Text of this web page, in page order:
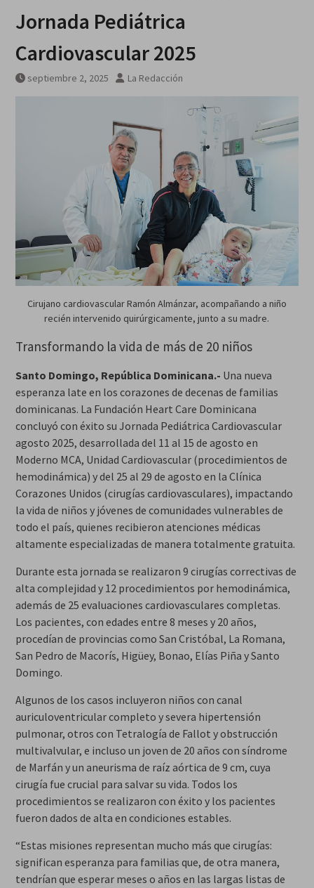
Jornada Pediátrica
Cardiovascular 2025
septiembre 2, 2025 La Redacción
Cirujano cardiovascular Ramón Almánzar, acompañando a niño
recién intervenido quirúrgicamente, junto a su madre.
Transformando la vida de más de 20 niños
Santo Domingo, República Dominicana.- Una nueva
esperanza late en los corazones de decenas de familias
dominicanas. La Fundación Heart Care Dominicana
concluyó con éxito su Jornada Pediátrica Cardiovascular
agosto 2025, desarrollada del 11 al 15 de agosto en
Moderno MCA, Unidad Cardiovascular (procedimientos de
hemodinámica) y del 25 al 29 de agosto en la Clínica
Corazones Unidos (cirugías cardiovasculares), impactando
la vida de niños y jóvenes de comunidades vulnerables de
todo el país, quienes recibieron atenciones médicas
altamente especializadas de manera totalmente gratuita.
Durante esta jornada se realizaron 9 cirugías correctivas de
alta complejidad y 12 procedimientos por hemodinámica,
además de 25 evaluaciones cardiovasculares completas.
Los pacientes, con edades entre 8 meses y 20 años,
procedían de provincias como San Cristóbal, La Romana,
San Pedro de Macorís, Higüey, Bonao, Elías Piña y Santo
Domingo.
Algunos de los casos incluyeron niños con canal
auriculoventricular completo y severa hipertensión
pulmonar, otros con Tetralogía de Fallot y obstrucción
multivalvular, e incluso un joven de 20 años con síndrome
de Marfán y un aneurisma de raíz aórtica de 9 cm, cuya
cirugía fue crucial para salvar su vida. Todos los
procedimientos se realizaron con éxito y los pacientes
fueron dados de alta en condiciones estables.
“Estas misiones representan mucho más que cirugías:
significan esperanza para familias que, de otra manera,
tendrían que esperar meses o años en las largas listas de